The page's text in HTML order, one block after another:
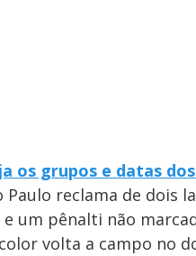
os grupos e datas
Paulo reclama de dois
e um pênalti não
volta a campo no